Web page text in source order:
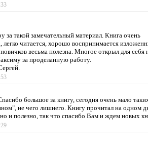
за такой замечательный материал. Книга очень
легко читается, хорошо воспринимается
весьма полезна. Многое открыл для себя
за проделанную работу.
большое за книгу, сегодня очень мало
не чего лишнего. Книгу прочитал на одном
и полезно, так что спасибо Вам и ждем новых